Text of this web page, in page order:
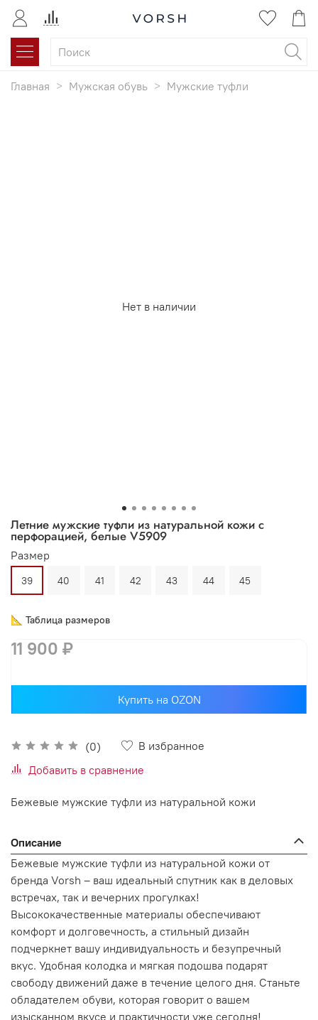
Главная Мужская обувь Мужские туфли
Нет в наличии
Летние мужские туфли из натуральной кожи с
перфорацией, белые V5909
(0)
В избранное
Добавить в сравнение
Размер
39 40 41 42 43 44 45
📐 Таблица размеров
11 900 ₽
Купить на OZON
Бежевые мужские туфли из натуральной кожи
Описание
Бежевые мужские туфли из натуральной кожи от
бренда Vorsh – ваш идеальный спутник как в деловых
встречах, так и вечерних прогулках!
Высококачественные материалы обеспечивают
комфорт и долговечность, а стильный дизайн
подчеркнет вашу индивидуальность и безупречный
вкус. Удобная колодка и мягкая подошва подарят
свободу движений даже в течение целого дня. Станьте
обладателем обуви, которая говорит о вашем
изысканном вкусе и практичности уже сегодня!